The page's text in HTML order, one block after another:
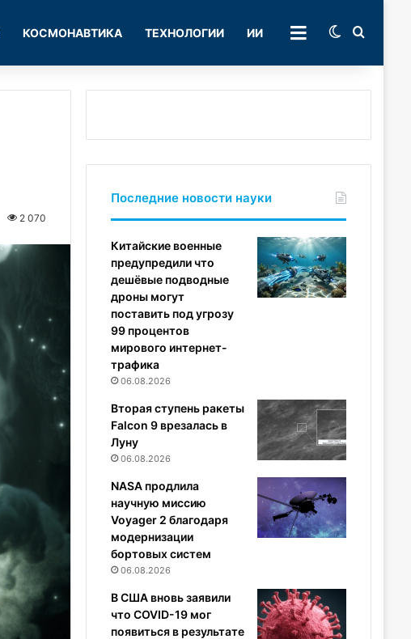
КОСМОНАВТИКА ТЕХНОЛОГИИ ИИ РУБРИКИSwitch skin
2 070
Последние новости науки
Китайские военные
предупредили что
дешёвые подводные
дроны могут
поставить под угрозу
99 процентов
мирового интернет-
трафика
06.08.2026
Вторая ступень ракеты
Falcon 9 врезалась в
Луну
06.08.2026
NASA продлила
научную миссию
Voyager 2 благодаря
модернизации
бортовых систем
06.08.2026
В США вновь заявили
что COVID-19 мог
появиться в результате